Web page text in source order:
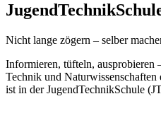
Nicht lange zögern – selber
Informieren, tüfteln, ausprobieren
Technik und
ist in der JugendTechnikSchule